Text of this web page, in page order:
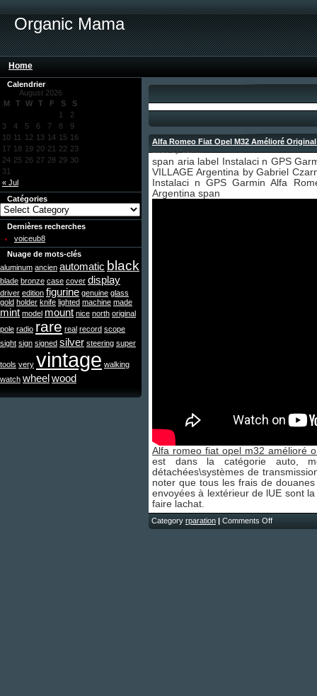
Organic Mama
Home
Calendrier
August 2026
M
T W T F S S
« Jul
1
2
3
4 5 6 7 8
9
10 11 12 13 14 15 16
17 18 19 20 21 22 23
24 25 26 27 28 29 30
31
Catégories
Dernières recherches
voiceub8
Nuage de mots-clés
aluminum ancien automatic black
blade bronze case cover display
driver edition figurine genuine glass
gold holder knife lighted machine made
mint model mount nice north original
pole radio rare real record scope
sight sign signed silver steering super
tools very vintage walking
watch wheelwood
Alfa Romeo Fiat Opel M32 Amélioré
span aria label Instalaci n GPS
VILLAGE Argentina by Gabriel
Instalaci n GPS Garmin Alfa
Argentina span
Alfa romeo fiat opel m32 amélioré
est dans la catégorie auto,
détachées\systèmes de
noter que tous les frais de
envoyées à lextérieur de lUE sont
faire lachat.
Category rparation | Comments Off